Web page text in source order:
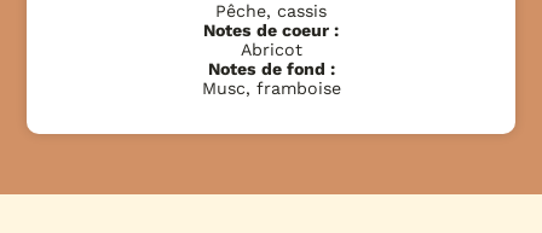
Pêche, cassis
Notes de coeur :
Abricot
Notes de fond :
Musc, framboise